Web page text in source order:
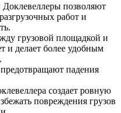
позволяют
работ и
грузовой площадкой и
и делает более удобным
падения
создает ровную
повреждения грузов